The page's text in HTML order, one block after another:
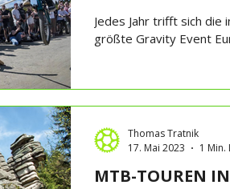
Jedes Jahr trifft sich
größte Gravity Event
MTB-TOUREN
Thomas Tratnik
17. Mai 2023
1 Min.